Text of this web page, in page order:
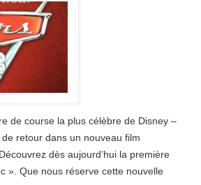
de course la plus célèbre de Disney –
retour dans un nouveau film
dès aujourd’hui la première
». Que nous réserve cette nouvelle